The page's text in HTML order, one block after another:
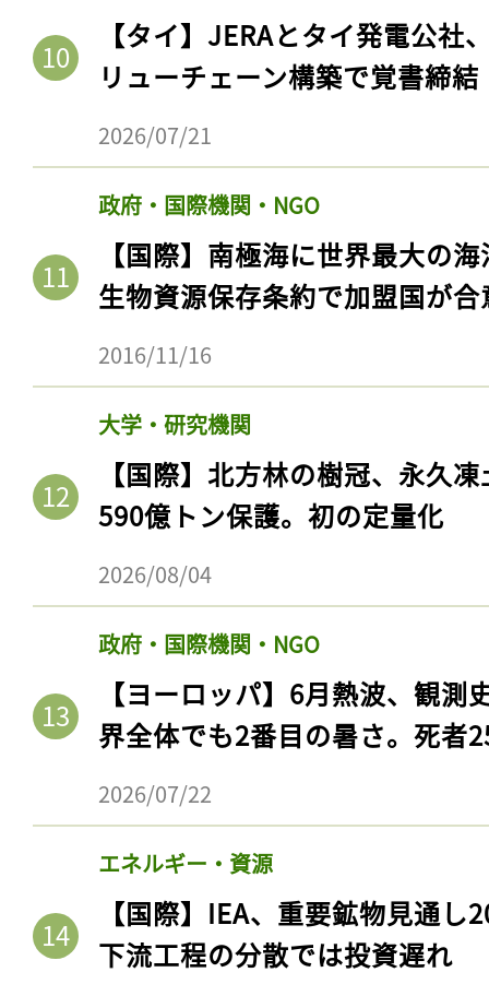
【タイ】JERAとタイ発電公社
リューチェーン構築で覚書締結
2026/07/21
政府・国際機関・NGO
【国際】南極海に世界最大の
生物資源保存条約で加盟国が合
2016/11/16
大学・研究機関
【国際】北方林の樹冠、永久
590億トン保護。初の定量化
2026/08/04
政府・国際機関・NGO
【ヨーロッパ】6月熱波、観
界全体でも2番目の暑さ。死者
2026/07/22
エネルギー・資源
【国際】IEA、重要鉱物見通
下流工程の分散では投資遅れ
ログイン
会員登録